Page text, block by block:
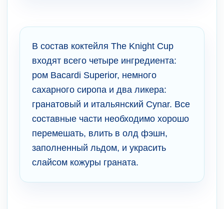
В состав коктейля The Knight Cup
входят всего четыре ингредиента:
ром Bacardi Superior, немного
сахарного сиропа и два ликера:
гранатовый и итальянский Cynar. Все
составные части необходимо хорошо
перемешать, влить в олд фэшн,
заполненный льдом, и украсить
слайсом кожуры граната.